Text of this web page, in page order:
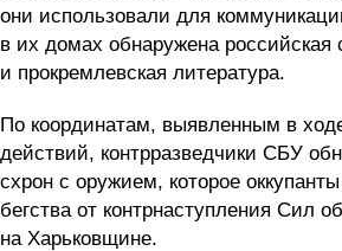
они использовали для
в их домах обнаружена российская
и прокремлевская литература.
По координатам, выявленным в
действий, контрразведчики СБУ
схрон с оружием, которое
бегства от контрнаступления Сил
на Харьковщине.